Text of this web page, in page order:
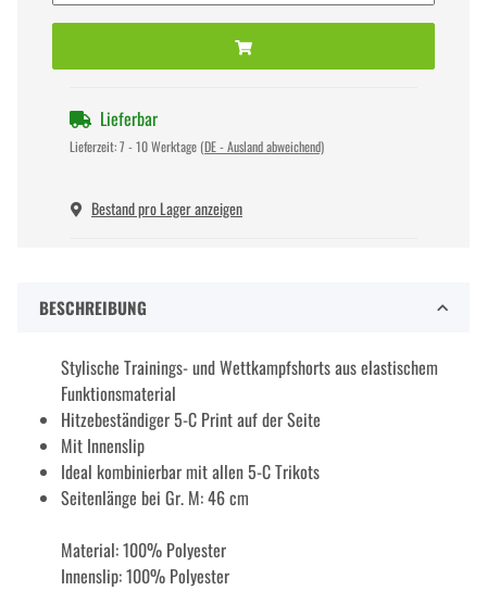
Lieferbar
Lieferzeit:7 - 10 Werktage (DE - Ausland abweichend)
Bestand pro Lager anzeigen
BESCHREIBUNG
Stylische Trainings- und Wettkampfshorts aus elastischem
Funktionsmaterial
Hitzebeständiger 5-C Print auf der Seite
Mit Innenslip
Ideal kombinierbar mit allen 5-C Trikots
Seitenlänge bei Gr. M: 46 cm
Material: 100% Polyester
Innenslip: 100% Polyester